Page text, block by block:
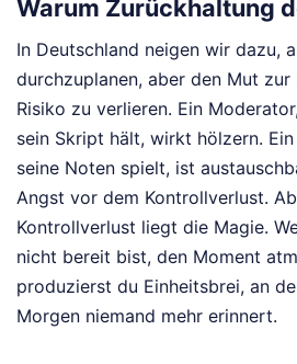
Warum Zurückhaltung
In Deutschland neigen wir dazu,
durchzuplanen, aber den Mut
Risiko zu verlieren. Ein
sein Skript hält, wirkt hölzern.
seine Noten spielt, ist
Angst vor dem Kontrollverlust.
Kontrollverlust liegt die Magie.
nicht bereit bist, den Moment
produzierst du Einheitsbrei, an
Morgen niemand mehr erinnert.